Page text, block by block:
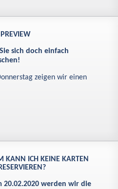
sich doch einfach
zeigen wir einen
KANN ICH KEINE KARTEN
20.02.2020 werden wir die